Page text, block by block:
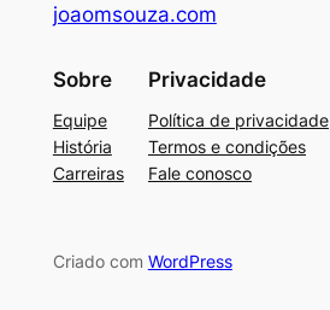
joaomsouza.com
Sobre
Equipe
História
Carreiras
Privacidade
Política de privacidade
Termos e condições
Fale conosco
Criado com WordPress